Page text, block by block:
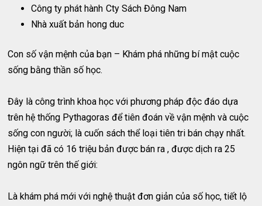
Công ty phát hành Cty Sách Đông Nam
Nhà xuất bản hong duc
Con số vận mệnh của bạn – Khám phá những bí mật cuộc
sống bằng thần số học.
Đây là công trình khoa học với phương pháp độc đáo dựa
trên hệ thống Pythagoras để tiên đoán về vận mệnh và cuộc
sống con người; là cuốn sách thể loại tiên tri bán chạy nhất.
Hiện tại đã có 16 triệu bản được bán ra , được dịch ra 25
ngôn ngữ trên thế giới:
Là khám phá mới với nghệ thuật đơn giản của số học, tiết lộ